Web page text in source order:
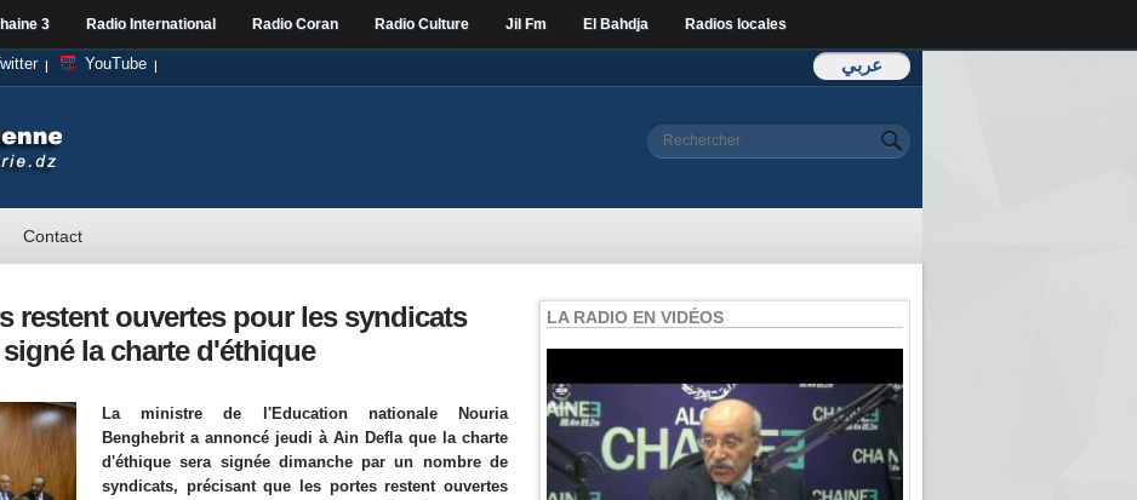
3 Radio International Radio Coran Radio Culture Jil Fm El Bahdja Radios locales
عربي YouTube
Formulaire de
Rechercher
Contact
restent ouvertes pour les syndicats
la charte d'éthique
La ministre de l'Education nationale Nouria
Benghebrit a annoncé jeudi à Ain Defla que la charte
d'éthique sera signée dimanche par un nombre de
syndicats, précisant que les portes restent ouvertes
LA RADIO EN VIDÉOS